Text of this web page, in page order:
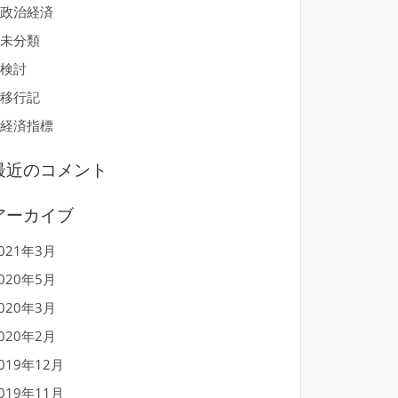
政治経済
未分類
検討
移行記
経済指標
近のコメント
ーカイブ
年3月
年5月
年3月
年2月
年12月
年11月